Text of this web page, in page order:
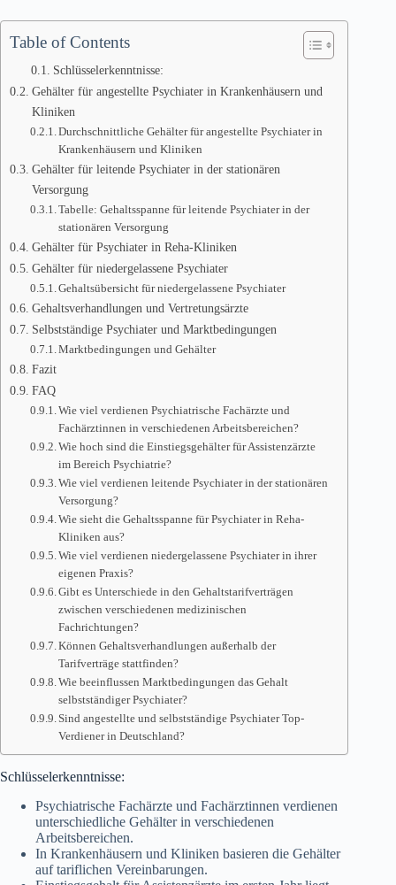
Table of Contents
Schlüsselerkenntnisse:
Gehälter für angestellte Psychiater in Krankenhäusern und
Kliniken
Durchschnittliche Gehälter für angestellte Psychiater in
Krankenhäusern und Kliniken
Gehälter für leitende Psychiater in der stationären
Versorgung
Tabelle: Gehaltsspanne für leitende Psychiater in der
stationären Versorgung
Gehälter für Psychiater in Reha-Kliniken
Gehälter für niedergelassene Psychiater
Gehaltsübersicht für niedergelassene Psychiater
Gehaltsverhandlungen und Vertretungsärzte
Selbstständige Psychiater und Marktbedingungen
Marktbedingungen und Gehälter
Fazit
FAQ
Wie viel verdienen Psychiatrische Fachärzte und
Fachärztinnen in verschiedenen Arbeitsbereichen?
Wie hoch sind die Einstiegsgehälter für Assistenzärzte
im Bereich Psychiatrie?
Wie viel verdienen leitende Psychiater in der stationären
Versorgung?
Wie sieht die Gehaltsspanne für Psychiater in Reha-
Kliniken aus?
Wie viel verdienen niedergelassene Psychiater in ihrer
eigenen Praxis?
Gibt es Unterschiede in den Gehaltstarifverträgen
zwischen verschiedenen medizinischen
Fachrichtungen?
Können Gehaltsverhandlungen außerhalb der
Tarifverträge stattfinden?
Wie beeinflussen Marktbedingungen das Gehalt
selbstständiger Psychiater?
Sind angestellte und selbstständige Psychiater Top-
Verdiener in Deutschland?
Schlüsselerkenntnisse:
Psychiatrische Fachärzte und Fachärztinnen verdienen
unterschiedliche Gehälter in verschiedenen
Arbeitsbereichen.
In Krankenhäusern und Kliniken basieren die Gehälter
auf tariflichen Vereinbarungen.